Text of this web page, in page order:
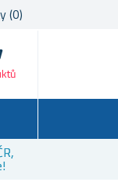
(0)
košík